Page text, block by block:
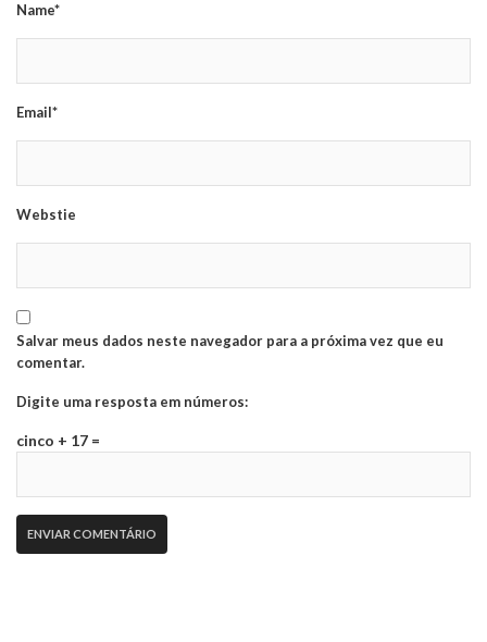
Name*
Email*
Webstie
Salvar meus dados neste navegador para a próxima vez que eu
comentar.
Digite uma resposta em números:
cinco + 17 =